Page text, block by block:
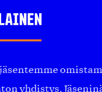
yhdistys.